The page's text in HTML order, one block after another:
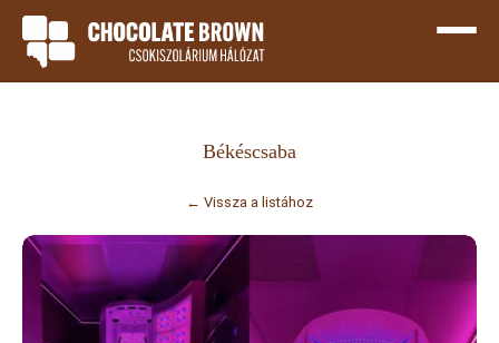
Békéscsaba
← Vissza a listához